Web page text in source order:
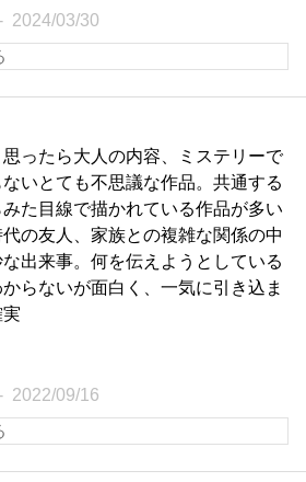
2024/03/30
ったら大人の内容、ミステリーで
いとても不思議な作品。共通する
た目線で描かれている作品が多い
の友人、家族との複雑な関係の中
出来事。何を伝えようとしている
らないが面白く、一気に引き込ま
2022/09/16